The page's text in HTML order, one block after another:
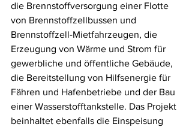
die Brennstoffversorgung einer Flotte
von Brennstoffzellbussen und
Brennstoffzell-Mietfahrzeugen, die
Erzeugung von Wärme und Strom für
gewerbliche und öffentliche Gebäude,
die Bereitstellung von Hilfsenergie für
Fähren und Hafenbetriebe und der Bau
einer Wasserstofftankstelle. Das Projekt
beinhaltet ebenfalls die Einspeisung